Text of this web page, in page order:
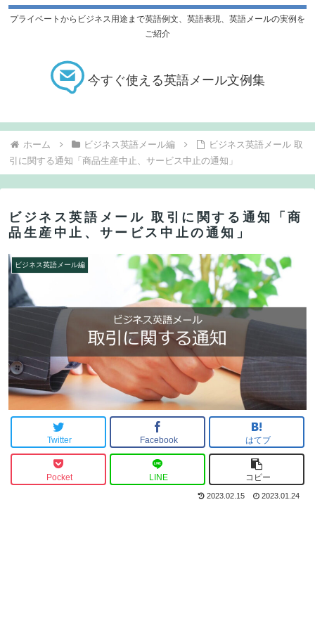
プライベートからビジネス用途まで英語例文、英語表現、英語メールの実例を
ご紹介
今すぐ使える英語メール文例集
ホーム ビジネス英語メール編
ビジネス英語メール 取
引に関する通知「商品生産中止、サービス中止の通知」
ビジネス英語メール 取引に関する通知「商
品生産中止、サービス中止の通知」
ビジネス英語メール編
Twitter Facebook はてブ
Pocket LINE コピー
2023.02.15 2023.01.24